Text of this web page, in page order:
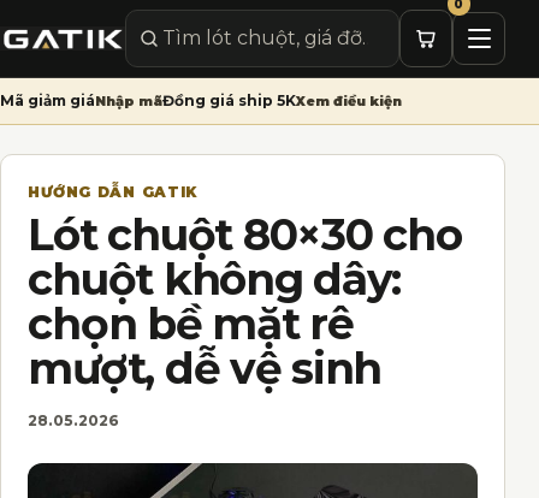
Mở
Tìm sản phẩm
0
Mã giảm giáNhập mãĐồng giá ship 5KXem điều kiện
HƯỚNG DẪN GATIK
Lót chuột 80×30 cho
chuột không dây:
chọn bề mặt rê
mượt, dễ vệ sinh
28.05.2026